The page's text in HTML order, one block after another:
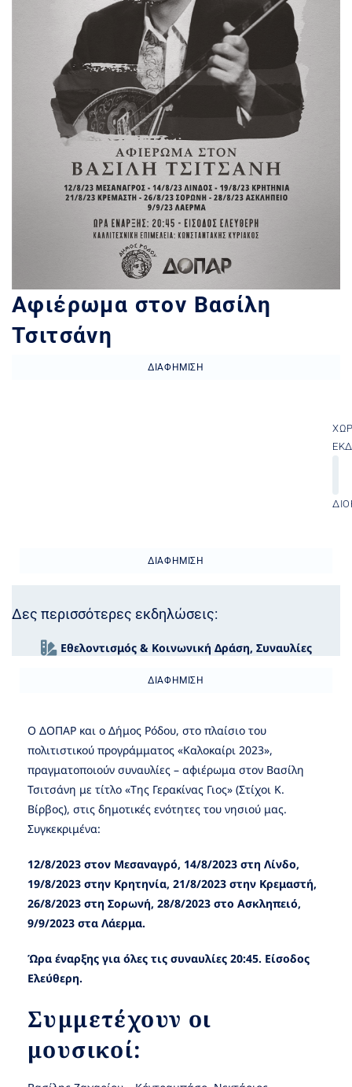
Αφιέρωμα στον Βασίλη
Τσιτσάνη
ΔΙΑΦΉΜΙΣΗ
ΔΙΑΦΉΜΙΣΗ
Δες περισσότερες εκδηλώσεις:
Εθελοντισμός & Κοινωνική Δράση, Συναυλίες
ΔΙΑΦΉΜΙΣΗ
Ο ΔΟΠΑΡ και ο Δήμος Ρόδου, στο πλαίσιο του
πολιτιστικού προγράμματος «Καλοκαίρι 2023»,
πραγματοποιούν συναυλίες – αφιέρωμα στον Βασίλη
Τσιτσάνη με τίτλο «Της Γερακίνας Γιος» (Στίχοι Κ.
Βίρβος), στις δημοτικές ενότητες του νησιού μας.
Συγκεκριμένα:
12/8/2023 στον Μεσαναγρό, 14/8/2023 στη Λίνδο,
19/8/2023 στην Κρητηνία, 21/8/2023 στην Κρεμαστή,
26/8/2023 στη Σορωνή, 28/8/2023 στο Ασκληπειό,
9/9/2023 στα Λάερμα.
Ώρα έναρξης για όλες τις συναυλίες 20:45. Είσοδος
Ελεύθερη.
Συμμετέχουν οι
μουσικοί: